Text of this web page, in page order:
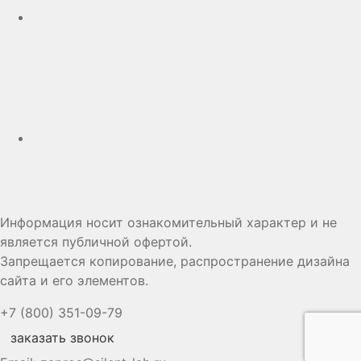
Информация носит ознакомительный характер и не
является публичной офертой.
Запрещается копирование, распространение дизайна
сайта и его элементов.
+7 (800) 351-09-79
заказать звонок